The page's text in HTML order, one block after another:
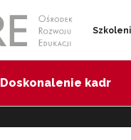
Doskonalenie kadr